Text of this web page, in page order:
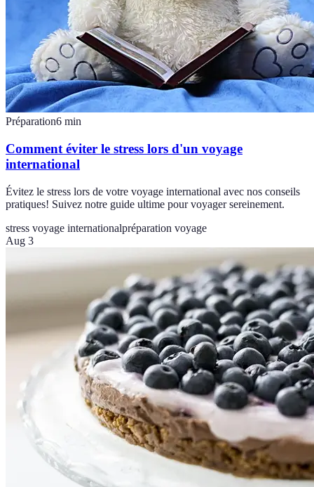
Préparation6 min
Comment éviter le stress lors d'un voyage
international
Évitez le stress lors de votre voyage international avec nos conseils
pratiques! Suivez notre guide ultime pour voyager sereinement.
stress voyage internationalpréparation voyage
Aug 3